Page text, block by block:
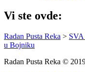
Vi ste ovde:
Radan Pusta Reka >
u Bojniku
Radan Pusta Reka ©